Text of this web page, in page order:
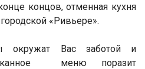
концов, отменная кухня
«Ривьере».
окружат Вас заботой и
меню поразит